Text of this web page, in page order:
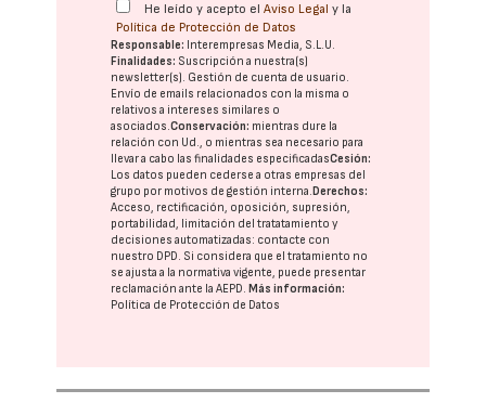
He leído y acepto elAviso Legal y la
Política de Protección de Datos
Responsable: Interempresas Media, S.L.U.
Finalidades: Suscripción a nuestra(s)
newsletter(s). Gestión de cuenta de usuario.
Envío de emails relacionados con la misma o
relativos a intereses similares o
asociados.Conservación: mientras dure la
relación con Ud., o mientras sea necesario para
llevar a cabo las finalidades especificadasCesión:
Los datos pueden cederse a otras empresas del
grupo por motivos de gestión interna. Derechos:
Acceso, rectificación, oposición, supresión,
portabilidad, limitación del tratatamiento y
decisiones automatizadas: contacte con
nuestro DPD. Si considera que el tratamiento no
se ajusta a la normativa vigente, puede presentar
reclamación ante laAEPD. Más información:
Política de Protección de Datos